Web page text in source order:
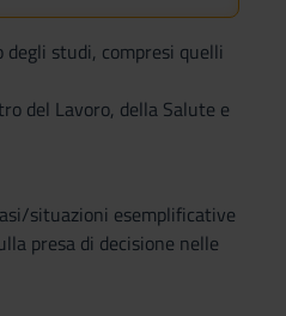
studi, compresi quelli
del Lavoro, della Salute e
situazioni esemplificative
presa di decisione nelle